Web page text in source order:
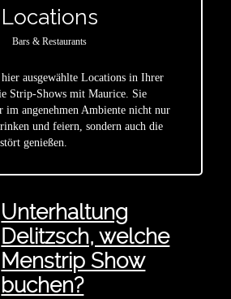
Locations
Bars & Restaurants
ausgewählte Locations in Ihrer
Strip-Shows mit Maurice. Sie
im angenehmen Ambiente nicht nur
und feiern, sondern auch die
genießen.
Unterhaltung
Delitzsch, welche
Menstrip Show
buchen?